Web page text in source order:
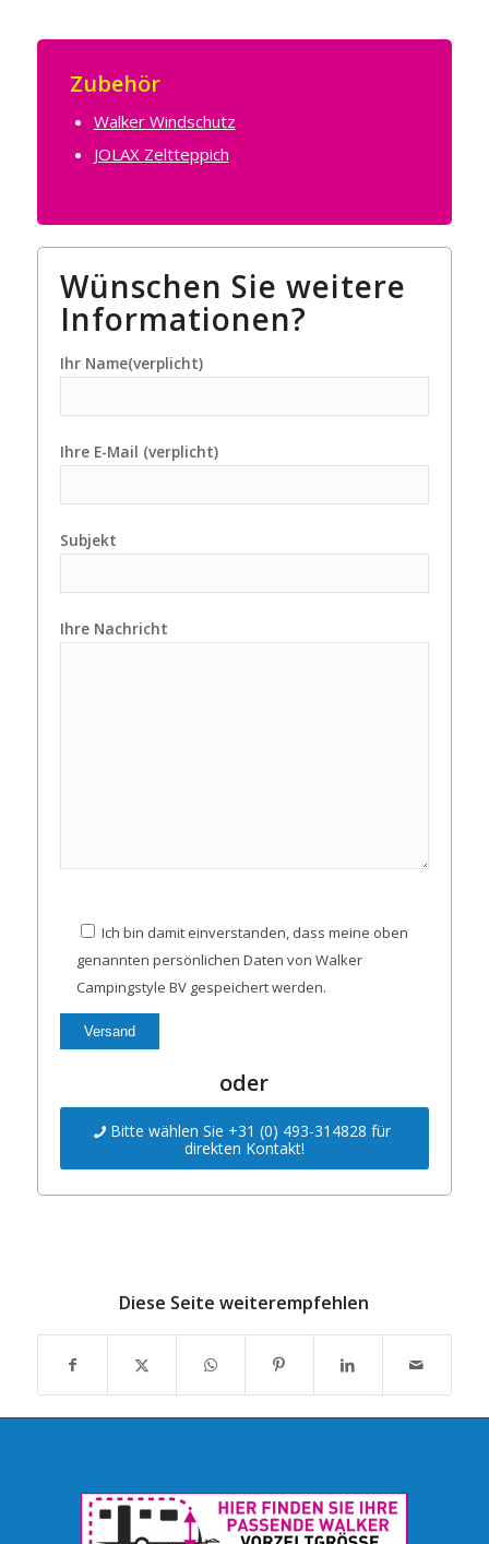
Zubehör
Walker Windschutz
JOLAX Zeltteppich
Wünschen Sie weitere
Informationen?
Ihr Name(verplicht)
Ihre E-Mail (verplicht)
Subjekt
Ihre Nachricht
Ich bin damit einverstanden, dass meine oben
genannten persönlichen Daten von Walker
Campingstyle BV gespeichert werden.
oder
Bitte wählen Sie +31 (0) 493-314828 für
direkten Kontakt!
Diese Seite weiterempfehlen